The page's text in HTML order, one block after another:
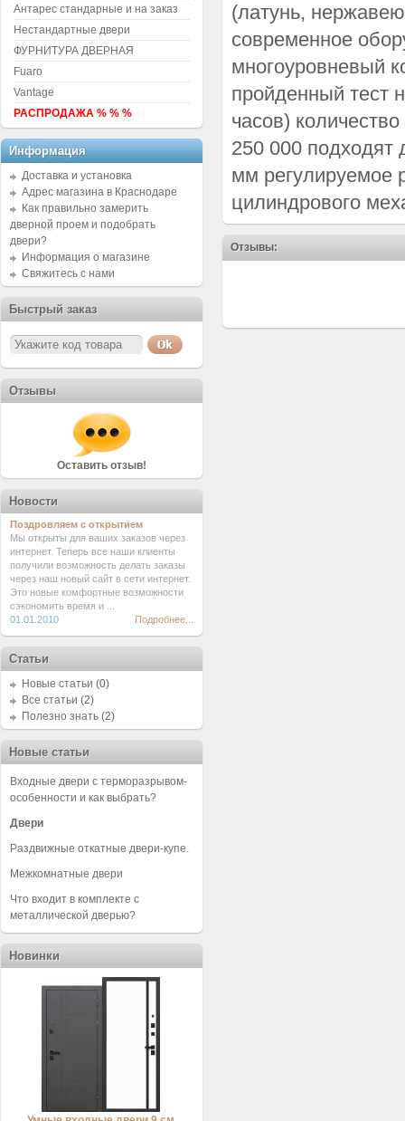
(латунь,
современное
многоуровневый
пройденный тест
часов)
250 000 подходят
мм регулируемое
цилиндрового
Отзывы:
Антарес стандарные и на заказ
Нестандартные двери
ФУРНИТУРА ДВЕРНАЯ
Fuaro
Vantage
РАСПРОДАЖА % % %
Информация
Доставка и установка
Адрес магазина в Краснодаре
Как правильно замерить
дверной проем и подобрать
двери?
Информация о магазине
Свяжитесь с нами
Быстрый заказ
Отзывы
Оставить отзыв!
Новости
Поздровляем с открытием
Мы открыты для ваших заказов через
интернет. Теперь все наши клиенты
получили возможность делать заказы
через наш новый сайт в сети интернет.
Это новые комфортные возможности
сэкономить время и ...
01.01.2010
Подробнее...
Статьи
Новые статьи (0)
Все статьи (2)
Полезно знать (2)
Новые статьи
Входные двери с терморазрывом-
особенности и как выбрать?
Двери
Раздвижные откатные двери-купе.
Межкомнатные двери
Что входит в комплекте с
металлической дверью?
Новинки